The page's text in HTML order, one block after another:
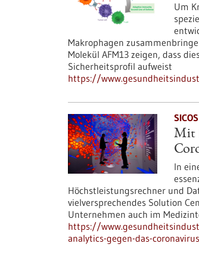
Um
Makrophagen
Molekül AFM13 zeigen, dass
Sicherheitsprofil aufweist
https://
Mit
In
Höchstleistungsrechner und
vielversprechendes Solution
Unternehmen auch im
https://
analytics-gegen-das-coronavirus